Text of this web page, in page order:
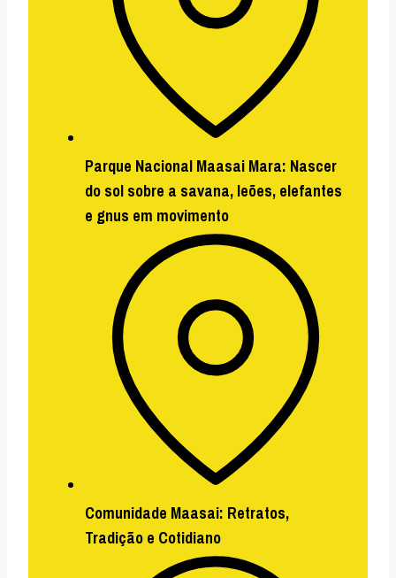
Parque Nacional Maasai Mara: Nascer
do sol sobre a savana, leões, elefantes
e gnus em movimento
Comunidade Maasai: Retratos,
Tradição e Cotidiano